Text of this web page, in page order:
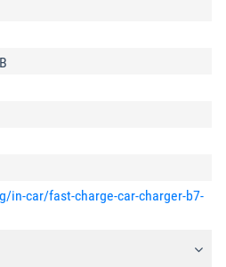
in-car/fast-charge-car-charger-b7-